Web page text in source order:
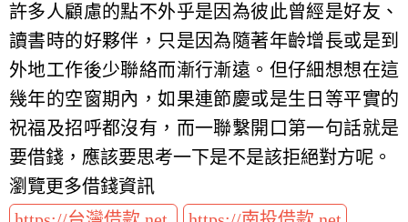
許多人顧慮的點不外乎是因為彼此曾經是好友、
讀書時的好夥伴，只是因為隨著年齡增長或是到
外地工作後少聯絡而漸行漸遠。但仔細想想在這
幾年的空窗期內，如果連節慶或是生日等平實的
祝福及招呼都沒有，而一聯繫開口第一句話就是
要借錢，應該要思考一下是不是該拒絕對方呢。
瀏覽更多借錢資訊